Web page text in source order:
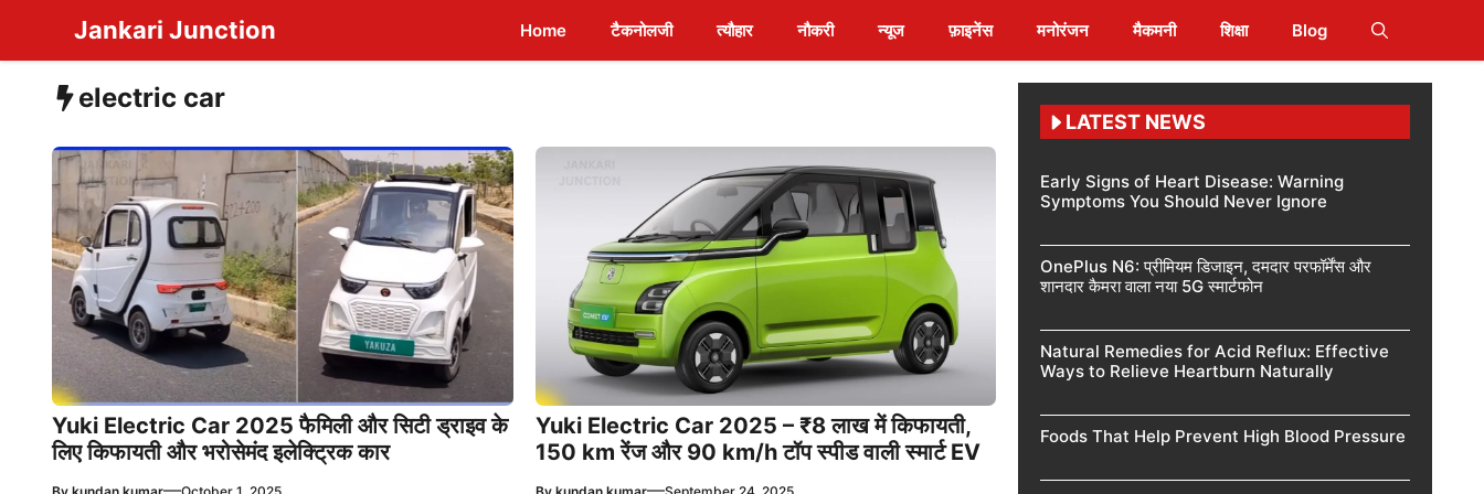
content
Jankari Junction Home टैकनोलजी त्यौहार नौकरी न्यूज फ़ाइनेंस मनोरंजन मैकमनी शिक्षा Blog
electric car
Yuki Electric Car 2025 फैमिली और सिटी ड्राइव के
लिए किफायती और भरोसेमंद इलेक्ट्रिक कार
—
Yuki Electric Car 2025 – ₹8 लाख में किफायती,
150 km रेंज और 90 km/h टॉप स्पीड वाली स्मार्ट EV
—
LATEST NEWS
Early Signs of Heart Disease: Warning
Symptoms You Should Never Ignore
OnePlus N6: प्रीमियम डिजाइन, दमदार परफॉर्मेंस और
शानदार कैमरा वाला नया 5G स्मार्टफोन
Natural Remedies for Acid Reflux: Effective
Ways to Relieve Heartburn Naturally
Foods That Help Prevent High Blood Pressure